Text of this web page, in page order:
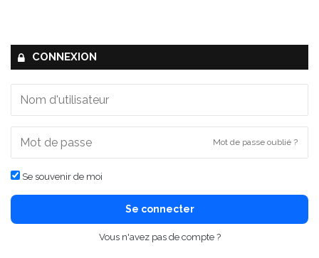
CONNEXION
Mot de passe oublié ?
Se souvenir de moi
Se connecter
Vous n'avez pas de compte ?